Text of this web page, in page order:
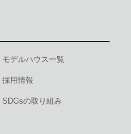
モデルハウス一覧
採用情報
SDGsの取り組み